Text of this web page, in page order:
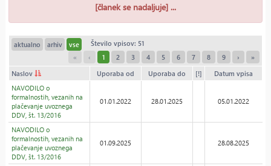
[članek se nadaljuje] ...
aktualno arhiv vse
Število vpisov: 51
«
‹ 1 2 3 4 5 6 7 8 9 › »
Naslov Uporaba od Uporaba do [!]
Datum vpisa
NAVODILO o
formalnostih, vezanih na
plačevanje uvoznega
DDV, št. 13/2016
01.01.2022 28.01.2025 05.01.2022
NAVODILO o
formalnostih, vezanih na
plačevanje uvoznega
DDV, št. 13/2016
01.09.2025 28.08.2025